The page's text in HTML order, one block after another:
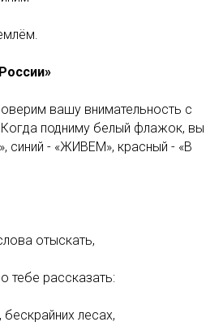
вашу внимательность с
подниму белый флажок, вы
синий - «ЖИВЕМ», красный - «В
отыскать,
тебе рассказать:
лесах,